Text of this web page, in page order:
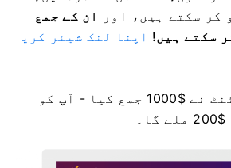
کر سکتے ہیں، اور
ان کے جمع
اپنا لنک شیئر کری
: ریفرڈ کلائنٹ نے $1000 جمع کیا - آپ کو